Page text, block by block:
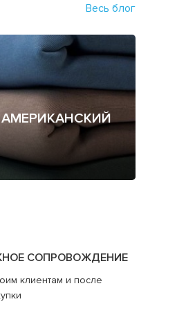
Весь блог
СОПРОВОЖДЕНИЕ
клиентам и после